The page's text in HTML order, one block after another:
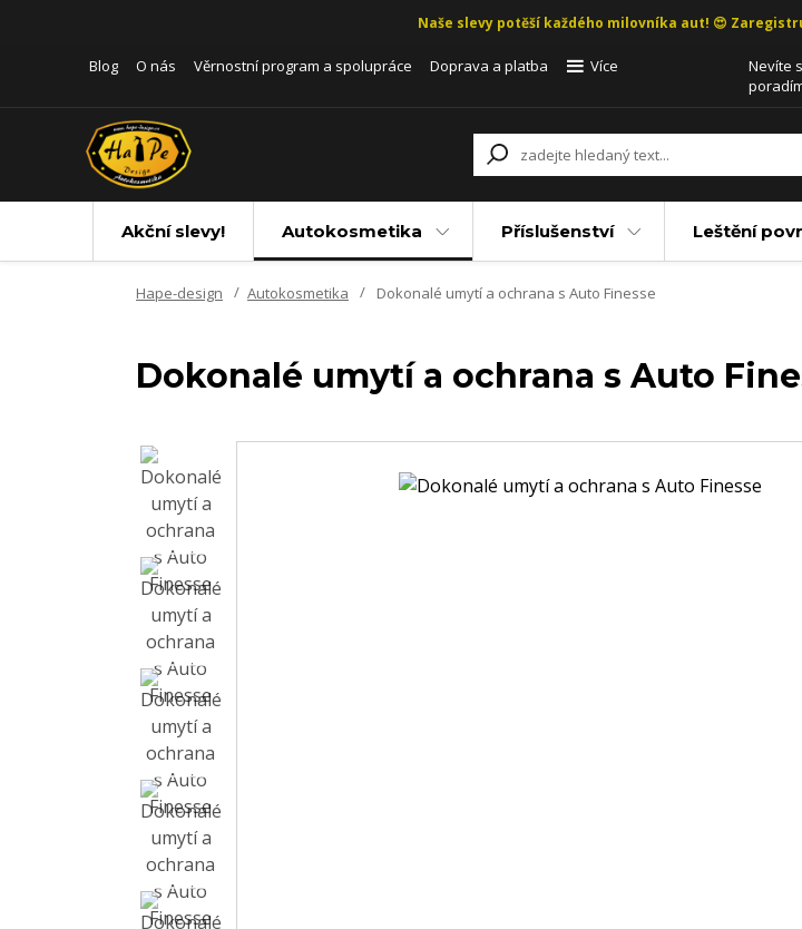
Naše slevy potěší každého milovníka aut! 😍
Blog O nás Věrnostní program a spolupráce Doprava a platba Více
Nevíte
Akční slevy! Autokosmetika Příslušenství Leštění
Hape-design Autokosmetika Dokonalé umytí a ochrana s Auto Finesse
Dokonalé umytí a ochrana s Auto